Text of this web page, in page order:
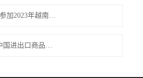
伟景公司参加2023年越南亚洲纺织成衣展